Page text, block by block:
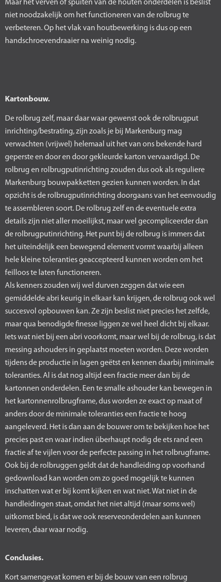
Maar het verven of spuiten van de houten onderdelen is beslist
niet noodzakelijk om het functioneren van de rolbrug te
verbeteren. Op het vlak van houtbewerking is dus op een
handschroevendraaier na weinig nodig.
Kartonbouw.
De rolbrug zelf, maar daar waar gewenst ook de rolbrugput
inrichting/bestrating, zijn zoals je bij Markenburg mag
verwachten (vrijwel) helemaal uit het van ons bekende hard
geperste en door en door gekleurde karton vervaardigd. De
rolbrug en rolbrugputinrichting zouden dus ook als reguliere
Markenburg bouwpakketten gezien kunnen worden. In dat
opzicht is de rolbrugputinrichting doorgaans van het eenvoudig
te assembleren soort. De rolbrug zelf en de eventuele extra
details zijn niet aller moeilijkst, maar wel gecompliceerder dan
de rolbrugputinrichting. Het punt bij de rolbrug is immers dat
het uiteindelijk een bewegend element vormt waarbij alleen
hele kleine toleranties geaccepteerd kunnen worden om het
feilloos te laten functioneren.
Als kenners zouden wij wel durven zeggen dat wie een
gemiddelde abri keurig in elkaar kan krijgen, de rolbrug ook wel
succesvol opbouwen kan. Ze zijn beslist niet precies het zelfde,
maar qua benodigde finesse liggen ze wel heel dicht bij elkaar.
Iets wat niet bij een abri voorkomt, maar wel bij de rolbrug, is dat
messing ashouders in geplaatst moeten worden. Deze worden
tijdens de productie in lagen geëtst en kennen daarbij minimale
toleranties. Al is dat nog altijd een fractie meer dan bij de
kartonnen onderdelen. Een te smalle ashouder kan bewegen in
het kartonnenrolbrugframe, dus worden ze exact op maat of
anders door de minimale toleranties een fractie te hoog
aangeleverd. Het is dan aan de bouwer om te bekijken hoe het
precies past en waar indien überhaupt nodig de ets rand een
fractie af te vijlen voor de perfecte passing in het rolbrugframe.
Ook bij de rolbruggen geldt dat de handleiding op voorhand
gedownload kan worden om zo goed mogelijk te kunnen
inschatten wat er bij komt kijken en wat niet. Wat niet in de
handleidingen staat, omdat het niet altijd (maar soms wel)
uitkomst bied, is dat we ook reserveonderdelen aan kunnen
leveren, daar waar nodig.
Conclusies.
Kort samengevat komen er bij de bouw van een rolbrug